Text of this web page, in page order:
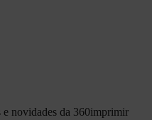
e novidades da 360imprimir